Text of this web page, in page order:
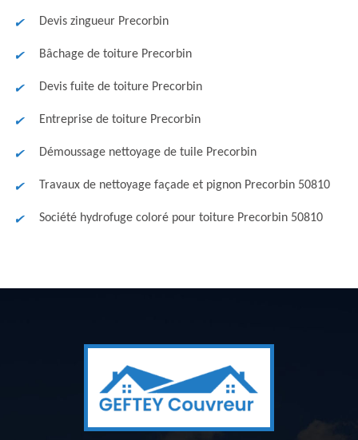
Devis zingueur Precorbin
Bâchage de toiture Precorbin
Devis fuite de toiture Precorbin
Entreprise de toiture Precorbin
Démoussage nettoyage de tuile Precorbin
Travaux de nettoyage façade et pignon Precorbin 50810
Société hydrofuge coloré pour toiture Precorbin 50810